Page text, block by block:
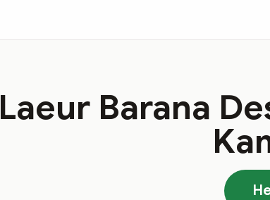
Laeur Barana